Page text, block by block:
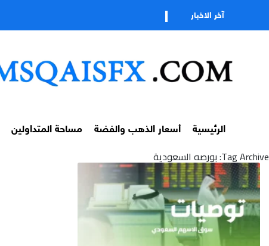
آخر الاخبار
الرئيسية أسعار الذهب والفضة مساحة المتداولين
Tag Archive: بورصه السعودية